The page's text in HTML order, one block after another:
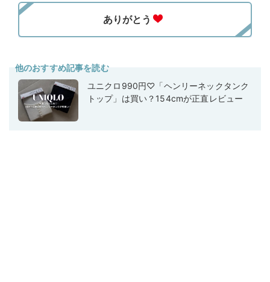
他のおすすめ記事を読む
ユニクロ990円♡「ヘンリーネックタンク
トップ」は買い？154cmが正直レビュー